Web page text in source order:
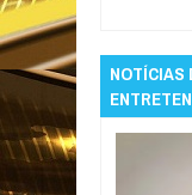
NOTÍCIAS